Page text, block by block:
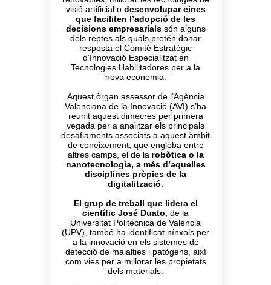
visió artificial odesenvolupar eines
que faciliten l’adopció de les
decisions empresarialssón alguns
dels reptes als quals pretén donar
resposta el Comité Estratègic
d’Innovació Especialitzat en
Tecnologies Habilitadores per a la
nova economia.
Aquest òrgan assessor de l’Agència
Valenciana de la Innovació (AVI) s’ha
reunit aquest dimecres per primera
vegada per a analitzar els principals
desafiaments associats a aquest àmbit
de coneixement, que engloba entre
altres camps, el de la robòtica o la
nanotecnologia, a més d’aquelles
disciplines pròpies de la
digitalització
El grup de treball que lidera el
científic José Duato , de la
Universitat Politècnica de València
(UPV), també ha identificat nínxols per
a la innovació en els sistemes de
detecció de malalties i patògens, així
com vies per a millorar les propietats
dels materials.